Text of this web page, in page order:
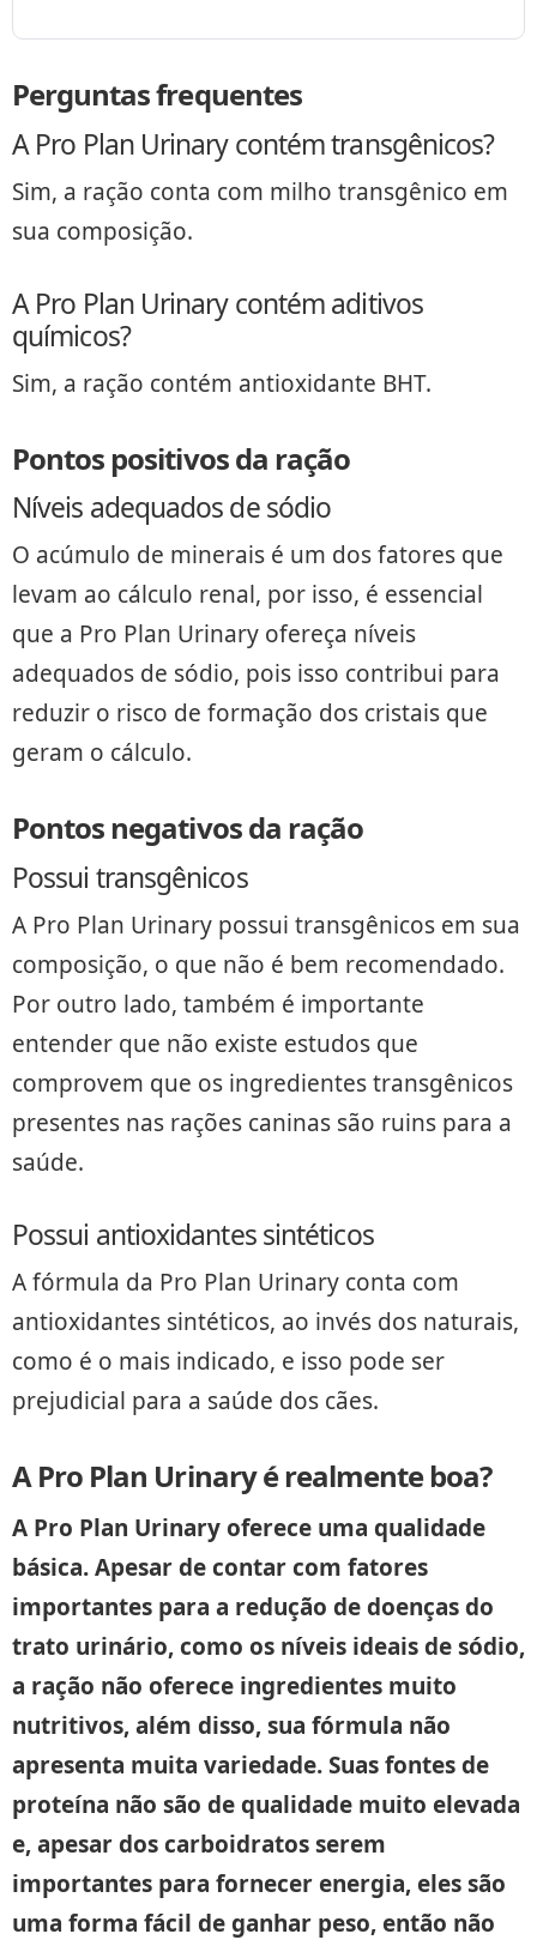
Perguntas frequentes
A Pro Plan Urinary contém transgênicos?
Sim, a ração conta com milho transgênico em
sua composição.
A Pro Plan Urinary contém aditivos
químicos?
Sim, a ração contém antioxidante BHT.
Pontos positivos da ração
Níveis adequados de sódio
O acúmulo de minerais é um dos fatores que
levam ao cálculo renal, por isso, é essencial
que a Pro Plan Urinary ofereça níveis
adequados de sódio, pois isso contribui para
reduzir o risco de formação dos cristais que
geram o cálculo.
Pontos negativos da ração
Possui transgênicos
A Pro Plan Urinary possui transgênicos em sua
composição, o que não é bem recomendado.
Por outro lado, também é importante
entender que não existe estudos que
comprovem que os ingredientes transgênicos
presentes nas rações caninas são ruins para a
saúde.
Possui antioxidantes sintéticos
A fórmula da Pro Plan Urinary conta com
antioxidantes sintéticos, ao invés dos naturais,
como é o mais indicado, e isso pode ser
prejudicial para a saúde dos cães.
A Pro Plan Urinary é realmente boa?
A Pro Plan Urinary oferece uma qualidade
básica. Apesar de contar com fatores
importantes para a redução de doenças do
trato urinário, como os níveis ideais de sódio,
a ração não oferece ingredientes muito
nutritivos, além disso, sua fórmula não
apresenta muita variedade. Suas fontes de
proteína não são de qualidade muito elevada
e, apesar dos carboidratos serem
importantes para fornecer energia, eles são
uma forma fácil de ganhar peso, então não